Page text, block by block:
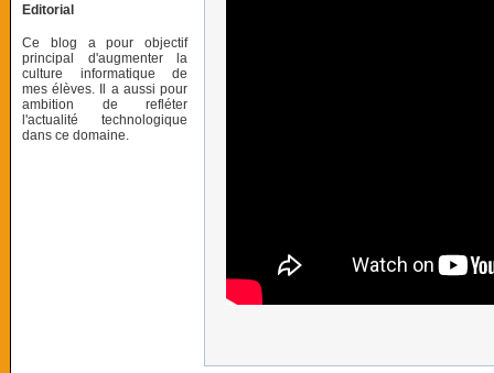
Editorial
Ce blog a pour objectif
principal d'augmenter la
culture informatique de
mes élèves. Il a aussi pour
ambition de refléter
l'actualité technologique
dans ce domaine.